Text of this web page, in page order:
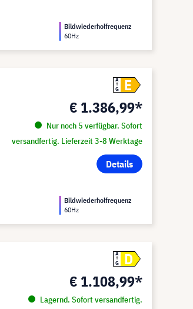
Bildwiederholfrequenz
60Hz
A
G
E
€ 1.386,99*
Nur noch 5 verfügbar. Sofort
versandfertig. Lieferzeit 3-8 Werktage
Details
Bildwiederholfrequenz
60Hz
A
G
D
€ 1.108,99*
Lagernd. Sofort versandfertig.